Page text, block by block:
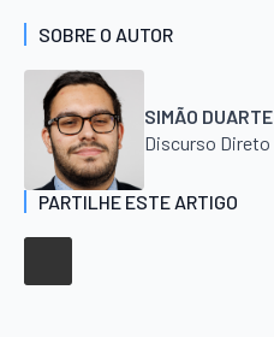
SOBRE O AUTOR
SIMÃO DUARTE
Discurso Direto
PARTILHE ESTE ARTIGO